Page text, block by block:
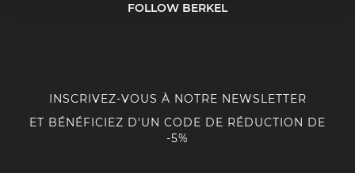
FOLLOW BERKEL
INSCRIVEZ-VOUS À NOTRE NEWSLETTER
ET BÉNÉFICIEZ D'UN CODE DE RÉDUCTION DE
-5%